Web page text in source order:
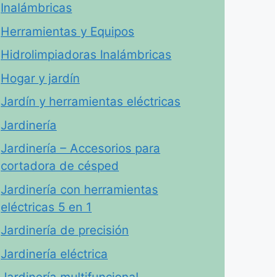
Inalámbricas
Herramientas y Equipos
Hidrolimpiadoras Inalámbricas
Hogar y jardín
Jardín y herramientas eléctricas
Jardinería
Jardinería – Accesorios para
cortadora de césped
Jardinería con herramientas
eléctricas 5 en 1
Jardinería de precisión
Jardinería eléctrica